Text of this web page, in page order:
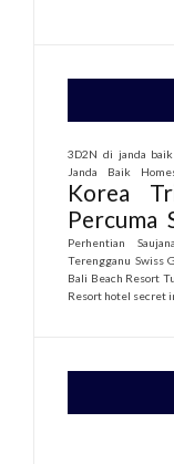
3D2N di janda baik
Janda Baik
Korea
Percuma
Perhentian
Terengganu Swiss
Bali Beach Resort
Resort hotel secret